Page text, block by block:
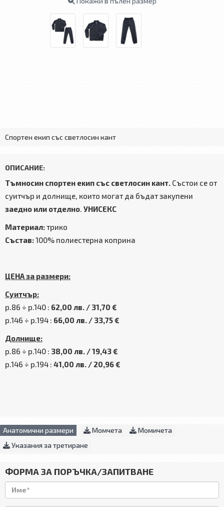
Спортен екип със светлосин кант
ОПИСАНИЕ:
Тъмносин спортен екип със светлосин кант. Състои се от
суитчър и долнище, които могат да бъдат закупени
заедно или отделно. УНИСЕКС
Материал:трико
Състав:100% полиестерна коприна
ЦЕНА за размери:
Суитчър:
р.86 ÷ р.140 : 62,00 лв. / 31,70 €
р.146 ÷ р.194 : 66,00 лв. / 33,75 €
Долнище:
р.86 ÷ р.140 : 38,00 лв. / 19,43 €
р.146 ÷ р.194 : 41,00 лв. / 20,96 €
Анатомични размери Момчета
Момичета
Указания за третиране
ФОРМА ЗА ПОРЪЧКА/ЗАПИТВАНЕ